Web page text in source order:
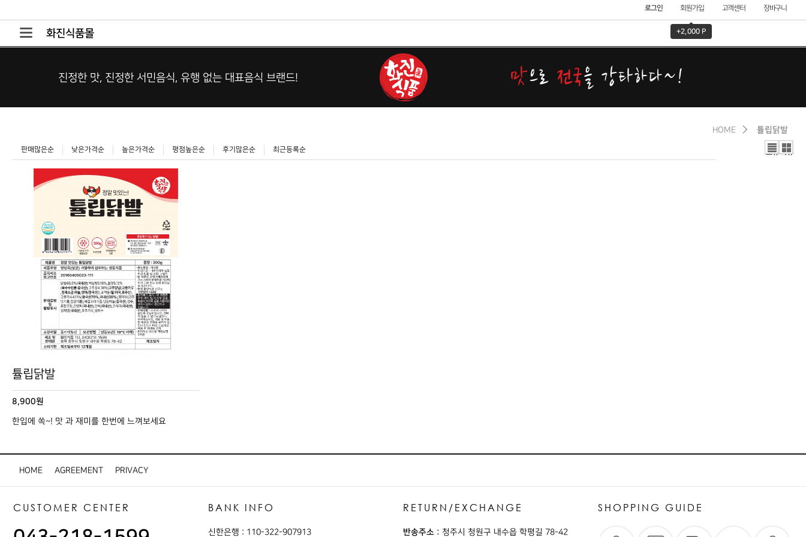
로그인 회원가입
+2,000 P
고객센터 장바구니
화진식품몰
진정한 맛, 진정한 서민음식, 유행 없는 대표음식 브랜드!
HOME 튤립닭발
판매많은순 낮은가격순 높은가격순 평점높은순 후기많은순 최근등록순
리스
트뷰
갤러
리뷰
튤립닭발
8,900원
한입에 쏙~! 맛 과 재미를 한번에 느껴보세요
HOME AGREEMENT PRIVACY
CUSTOMER CENTER BANK INFO
신한은행 : 110-322-907913
RETURN/EXCHANGE
반송주소 : 청주시 청원구 내수읍 학평길 78-42
SHOPPING GUIDE